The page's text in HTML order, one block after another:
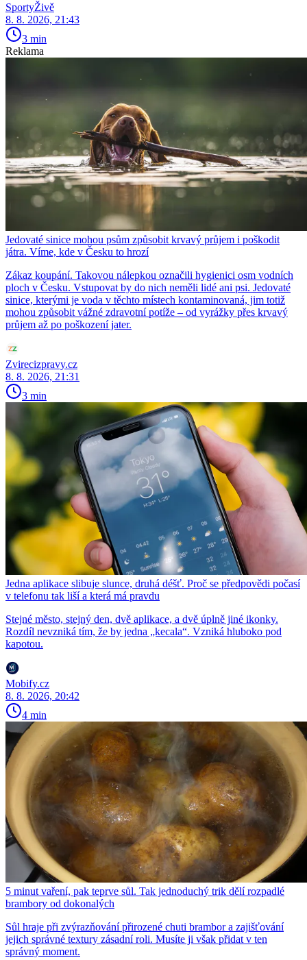
SportyŽivě
8. 8. 2026, 21:43
3 min
Reklama
Jedovaté sinice mohou psům způsobit krvavý průjem i poškodit
játra. Víme, kde v Česku to hrozí
Zákaz koupání. Takovou nálepkou označili hygienici osm vodních
ploch v Česku. Vstupovat by do nich neměli lidé ani psi. Jedovaté
sinice, kterými je voda v těchto místech kontaminovaná, jim totiž
mohou způsobit vážné zdravotní potíže – od vyrážky přes krvavý
průjem až po poškození jater.
Zvirecizpravy.cz
8. 8. 2026, 21:31
3 min
Jedna aplikace slibuje slunce, druhá déšť. Proč se předpovědi počasí
v telefonu tak liší a která má pravdu
Stejné město, stejný den, dvě aplikace, a dvě úplně jiné ikonky.
Rozdíl nevzniká tím, že by jedna „kecala“. Vzniká hluboko pod
kapotou.
Mobify.cz
8. 8. 2026, 20:42
4 min
5 minut vaření, pak teprve sůl. Tak jednoduchý trik dělí rozpadlé
brambory od dokonalých
Sůl hraje při zvýrazňování přirozené chuti brambor a zajišťování
jejich správné textury zásadní roli. Musíte ji však přidat v ten
správný moment.